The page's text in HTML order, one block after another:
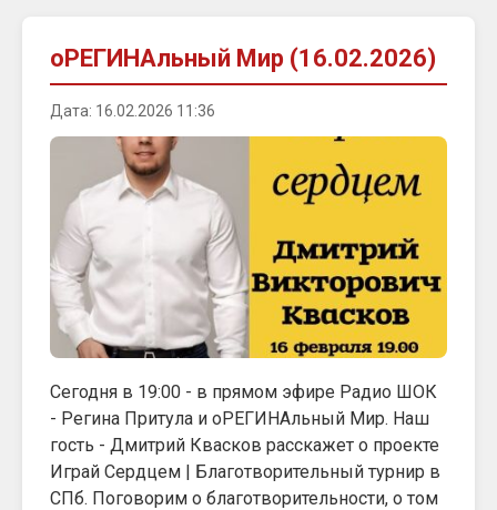
оРЕГИНАльный Мир (16.02.2026)
Дата: 16.02.2026 11:36
Сегодня в 19:00 - в прямом эфире Радио ШОК
- Регина Притула и оРЕГИНАльный Мир. Наш
гость - Дмитрий Квасков расскажет о проекте
Играй Сердцем | Благотворительный турнир в
СПб. Поговорим о благотворительности, о том